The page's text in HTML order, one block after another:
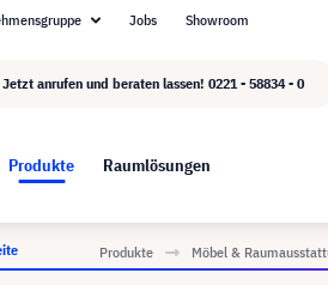
visunext.de
Jobs Showroom
Jetzt anrufen und beraten lassen! 0221 - 58834 - 0
Produkte Raumlösungen
Produkte Möbel &